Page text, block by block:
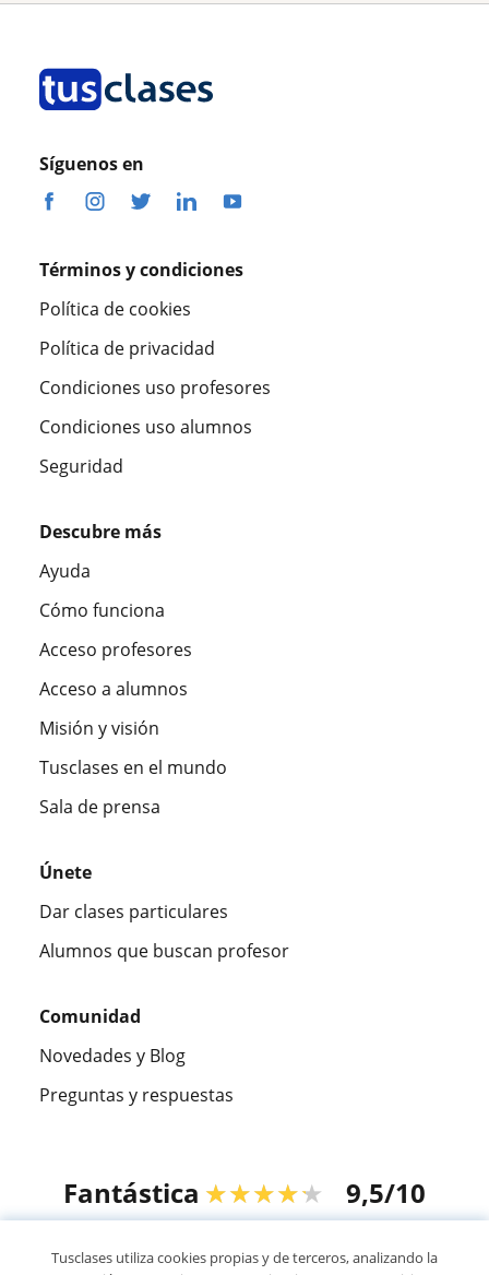
Síguenos en
Términos y condiciones
Política de cookies
Política de privacidad
Condiciones uso profesores
Condiciones uso alumnos
Seguridad
Descubre más
Ayuda
Cómo funciona
Acceso profesores
Acceso a alumnos
Misión y visión
Tusclases en el mundo
Sala de prensa
Únete
Dar clases particulares
Alumnos que buscan profesor
Comunidad
Novedades y Blog
Preguntas y respuestas
Fantástica ★★★★★ 9,5/10
Tusclases utiliza cookies propias y de terceros, analizando la